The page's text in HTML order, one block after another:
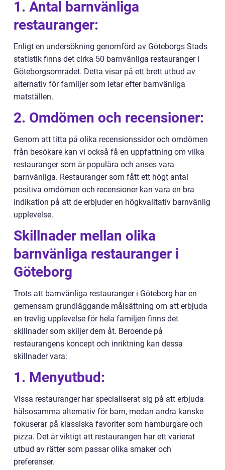
1. Antal barnvänliga
restauranger:
Enligt en undersökning genomförd av Göteborgs Stads
statistik finns det cirka 50 barnvänliga restauranger i
Göteborgsområdet. Detta visar på ett brett utbud av
alternativ för familjer som letar efter barnvänliga
matställen.
2. Omdömen och recensioner:
Genom att titta på olika recensionssidor och omdömen
från besökare kan vi också få en uppfattning om vilka
restauranger som är populära och anses vara
barnvänliga. Restauranger som fått ett högt antal
positiva omdömen och recensioner kan vara en bra
indikation på att de erbjuder en högkvalitativ barnvänlig
upplevelse.
Skillnader mellan olika
barnvänliga restauranger i
Göteborg
Trots att barnvänliga restauranger i Göteborg har en
gemensam grundläggande målsättning om att erbjuda
en trevlig upplevelse för hela familjen finns det
skillnader som skiljer dem åt. Beroende på
restaurangens koncept och inriktning kan dessa
skillnader vara:
1. Menyutbud:
Vissa restauranger har specialiserat sig på att erbjuda
hälsosamma alternativ för barn, medan andra kanske
fokuserar på klassiska favoriter som hamburgare och
pizza. Det är viktigt att restaurangen har ett varierat
utbud av rätter som passar olika smaker och
preferenser.